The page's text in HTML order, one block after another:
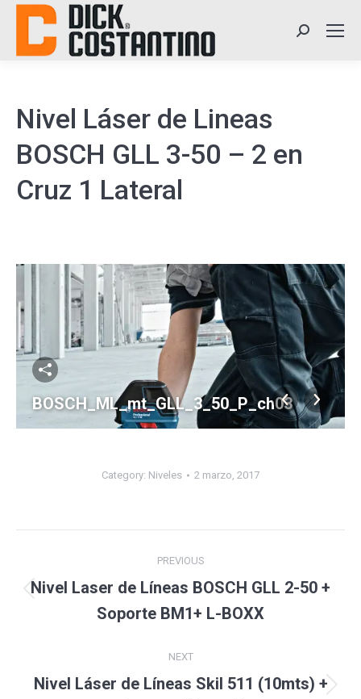
Search:
Nivel Láser de Lineas
BOSCH GLL 3-50 – 2 en
Cruz 1 Lateral
BOSCH_ML_mt_GLL_3_50_P_ch03
Category: Niveles 2 marzo, 2017
navigation
PREVIOUS
album:
Nivel Laser de Líneas BOSCH GLL 2-50 +
Soporte BM1+ L-BOXX
NEXT
Nivel Láser de Líneas Skil 511 (10mts) +